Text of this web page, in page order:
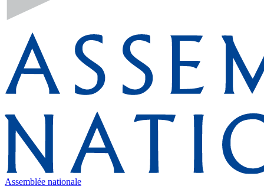
Assemblée nationale